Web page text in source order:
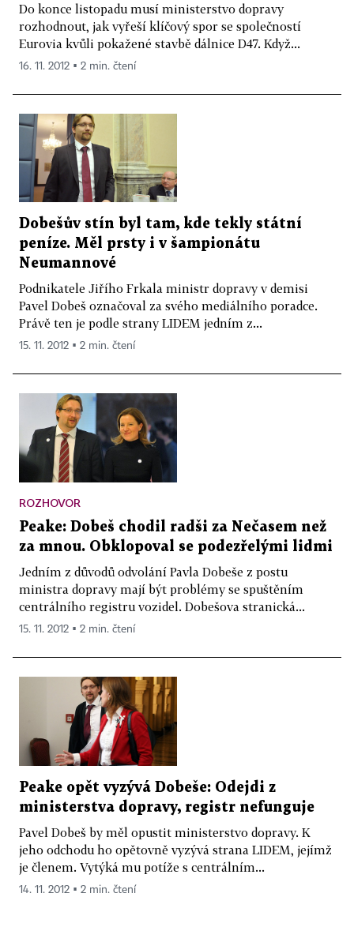
Do konce listopadu musí ministerstvo dopravy
rozhodnout, jak vyřeší klíčový spor se společností
Eurovia kvůli pokažené stavbě dálnice D47. Když...
16. 11. 2012 ▪ 2 min. čtení
Dobešův stín byl tam, kde tekly státní
peníze. Měl prsty i v šampionátu
Neumannové
Podnikatele Jiřího Frkala ministr dopravy v demisi
Pavel Dobeš označoval za svého mediálního poradce.
Právě ten je podle strany LIDEM jedním z...
15. 11. 2012 ▪ 2 min. čtení
ROZHOVOR
Peake: Dobeš chodil radši za Nečasem než
za mnou. Obklopoval se podezřelými lidmi
Jedním z důvodů odvolání Pavla Dobeše z postu
ministra dopravy mají být problémy se spuštěním
centrálního registru vozidel. Dobešova stranická...
15. 11. 2012 ▪ 2 min. čtení
Peake opět vyzývá Dobeše: Odejdi z
ministerstva dopravy, registr nefunguje
Pavel Dobeš by měl opustit ministerstvo dopravy. K
jeho odchodu ho opětovně vyzývá strana LIDEM, jejímž
je členem. Vytýká mu potíže s centrálním...
14. 11. 2012 ▪ 2 min. čtení